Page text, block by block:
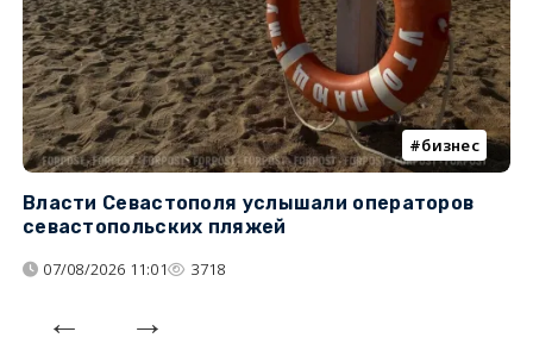
бизнес
Власти Севастополя услышали операторов
севастопольских пляжей
07/08/2026 11:01 3718